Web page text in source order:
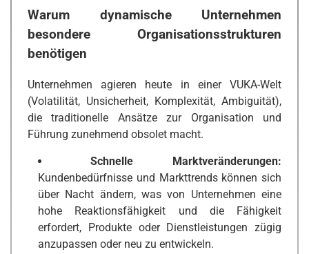
Warum dynamische Unternehmen
besondere Organisationsstrukturen
benötigen
Unternehmen agieren heute in einer VUKA-Welt
(Volatilität, Unsicherheit, Komplexität, Ambiguität),
die traditionelle Ansätze zur Organisation und
Führung zunehmend obsolet macht.
Schnelle Marktveränderungen:
Kundenbedürfnisse und Markttrends können sich
über Nacht ändern, was von Unternehmen eine
hohe Reaktionsfähigkeit und die Fähigkeit
erfordert, Produkte oder Dienstleistungen zügig
anzupassen oder neu zu entwickeln.